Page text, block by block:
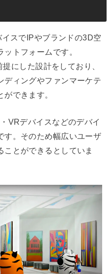
イスでIPやブランドの3D空
トフォームです。
にした設計をしており、
ディングやファンマーケテ
できます。
VRデバイスなどのデバイ
す。そのため幅広いユーザ
ことができるとしていま